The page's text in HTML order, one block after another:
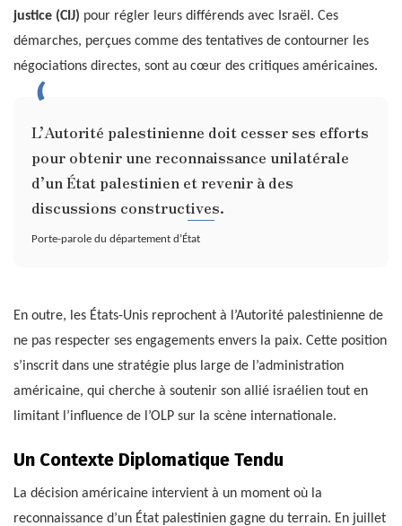
justice (CIJ) pour régler leurs différends avec Israël. Ces
démarches, perçues comme des tentatives de contourner les
négociations directes, sont au cœur des critiques américaines.
L’Autorité palestinienne doit cesser ses efforts
pour obtenir une reconnaissance unilatérale
d’un État palestinien et revenir à des
discussions constructives.
Porte-parole du département d’État
En outre, les États-Unis reprochent à l’Autorité palestinienne de
ne pas respecter ses engagements envers la paix. Cette position
s’inscrit dans une stratégie plus large de l’administration
américaine, qui cherche à soutenir son allié israélien tout en
limitant l’influence de l’OLP sur la scène internationale.
Un Contexte Diplomatique Tendu
La décision américaine intervient à un moment où la
reconnaissance d’un État palestinien gagne du terrain. En juillet